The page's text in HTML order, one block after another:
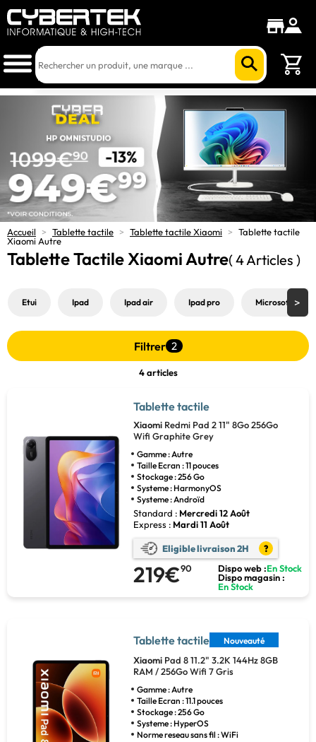
Accueil > Tablette tactile > Tablette tactile Xiaomi > Tablette tactile
Xiaomi Autre
Tablette Tactile Xiaomi Autre( 4 Articles )
Etui Ipad Ipad air Ipad pro Microsoft
Filtrer 2
4 articles
Tablette tactile
Xiaomi Redmi Pad 2 11" 8Go 256Go
Wifi Graphite Grey
Gamme : Autre
Taille Ecran : 11 pouces
Stockage : 256 Go
Systeme : HarmonyOS
Systeme : Androïd
Standard : Mercredi 12 Août
Express : Mardi 11 Août
Eligible livraison 2H ?
219€90 Dispo web :En Stock
Dispo magasin :
En Stock
Tablette tactile Nouveauté
Xiaomi Pad 8 11.2" 3.2K 144Hz 8GB
RAM / 256Go Wifi 7 Gris
Gamme : Autre
Taille Ecran : 11.1 pouces
Stockage : 256 Go
Systeme : HyperOS
Norme reseau sans fil : WiFi